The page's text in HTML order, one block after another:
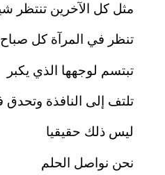
مثل كل الآخرين تنتظر
تنظر في المرآة كل صباح
تبتسم لوجهها الذي يكبر
تلتف إلى النافذة
ليس ذلك حقيقيا
نحن نواصل الحلم